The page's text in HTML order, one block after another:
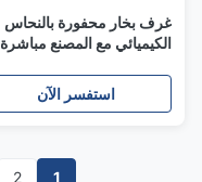
غرف بخار محفورة بالنحاس
الكيميائي مع المصنع مباشرة
استفسر الآن
1
2